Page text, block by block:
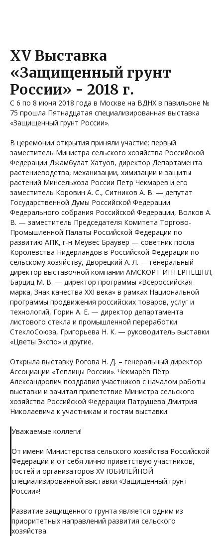
XV Выставка
«Защищенный грунт
России» - 2018 г.
С 6 по 8 июня 2018 года в Москве на ВДНХ в павильоне №
75 прошла Пятнадцатая специализированная выставка
«Защищенный грунт России».
В церемонии открытия приняли участие: первый
заместитель Министра сельского хозяйства Российской
Федерации Джамбулат Хатуов, директор Департамента
растениеводства, механизации, химизации и защиты
растений Минсельхоза России Петр Чекмарев и его
заместитель Коровин А. С., Ситников А. В. — депутат
Государственной Думы Российской Федерации
Федерального собрания Российской Федерации, Волков А.
В. — заместитель Председателя Комитета Торгово-
Промышленной Палаты Российской Федерации по
развитию АПК, г-н Меувес Браувер — советник посла
Королевства Нидерландов в Российской Федерации по
сельскому хозяйству, Дворецкий А. Л. — генеральный
директор выставочной компании АМСКОРТ ИНТЕРНЕШНЛ,
Барциц М. В. — директор программы «Всероссийская
марка, Знак качества XXI века» в рамках Национальной
программы продвижения российских товаров, услуг и
технологий, Горин А. Е. — директор департамента
листового стекла и промышленной переработки
СтеклоСоюза, Григорьева Н. К. — руководитель выставки
«Цветы Экспо» и другие.
Открыла выставку Рогова Н. Д. – генеральный директор
Ассоциации «Теплицы России». Чекмарёв Пётр
Александрович поздравил участников с началом работы
выставки и зачитал приветствие Министра сельского
хозяйства Российской Федерации Патрушева Дмитрия
Николаевича к участникам и гостям выставки:
Уважаемые коллеги!
От имени Министерства сельского хозяйства Российской
Федерации и от себя лично приветствую участников,
гостей и организаторов XV ЮБИЛЕЙНОЙ
специализированной выставки «Защищенный грунт
России»!
Развитие защищенного грунта является одним из
приоритетных направлений развития сельского
хозяйства.